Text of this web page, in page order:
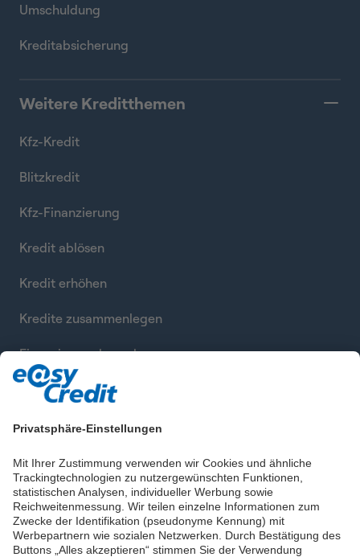
Privatsphäre-Einstellungen
Mit Ihrer Zustimmung verwenden wir Cookies und ähnliche
Trackingtechnologien zu nutzergewünschten Funktionen,
statistischen Analysen, individueller Werbung sowie
Reichweitenmessung. Wir teilen einzelne Informationen zum
Zwecke der Identifikation (pseudonyme Kennung) mit
Werbepartnern wie sozialen Netzwerken. Durch Bestätigung des
Buttons „Alles akzeptieren“ stimmen Sie der Verwendung
Umschuldung
Kreditabsicherung
Weitere Kreditthemen
Kfz-Kredit
Blitzkredit
Kfz-Finanzierung
Kredit ablösen
Kredit erhöhen
Kredite zusammenlegen
Finanzierung berechnen